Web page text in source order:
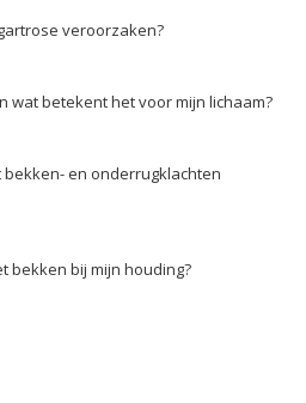
veroorzaken?
wat betekent het voor mijn lichaam?
en onderrugklachten
bekken bij mijn houding?